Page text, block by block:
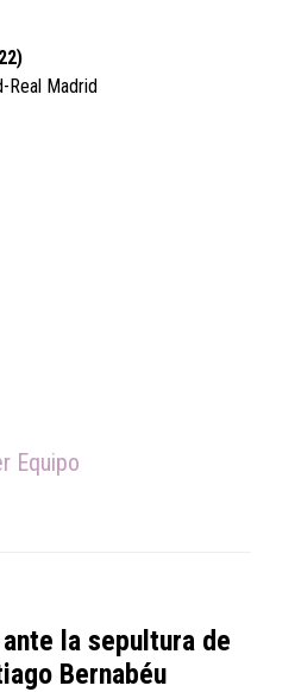
Real Madrid
Equipo
la sepultura de
Bernabéu